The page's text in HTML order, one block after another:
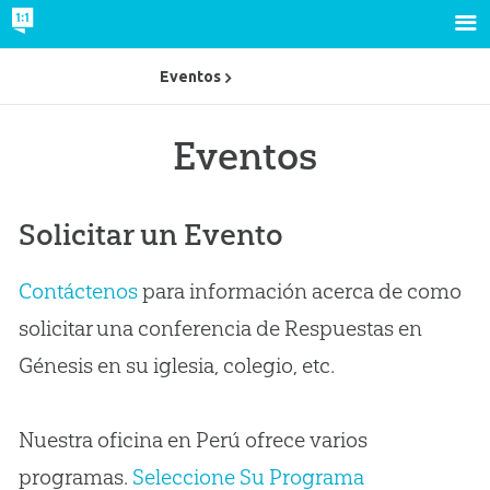
Eventos
Solicitar un Evento
Contáctenospara información acerca de como
solicitar una conferencia de Respuestas en
Génesis en su iglesia, colegio, etc.
Nuestra oficina en Perú ofrece varios
programas. Seleccione Su Programa
Eventos